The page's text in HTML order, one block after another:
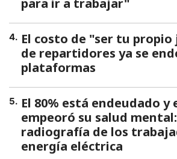
para ir a trabajar"
4. El costo de "ser tu
de repartidores ya se
plataformas
5. El 80% está endeudado y
empeoró su salud
radiografía de los
energía eléctrica